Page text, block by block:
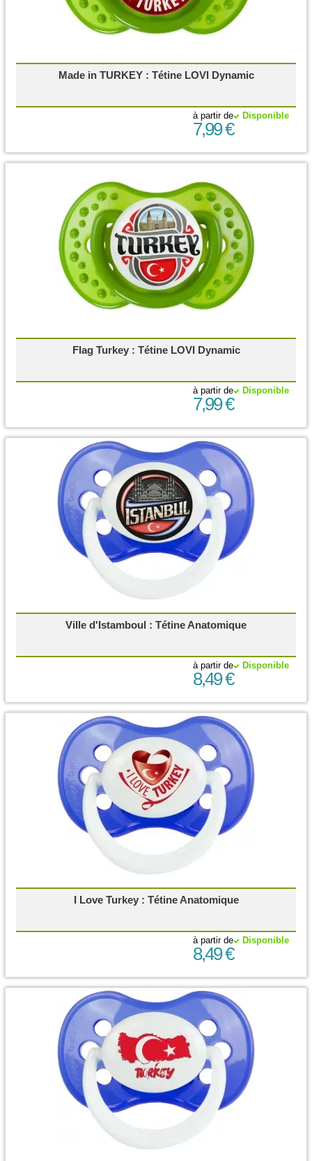
Made in TURKEY : Tétine LOVI Dynamic
Disponible
à partir de
7,99 €
Flag Turkey : Tétine LOVI Dynamic
Disponible
à partir de
7,99 €
Ville d'Istamboul : Tétine Anatomique
Disponible
à partir de
8,49 €
I Love Turkey : Tétine Anatomique
Disponible
à partir de
8,49 €